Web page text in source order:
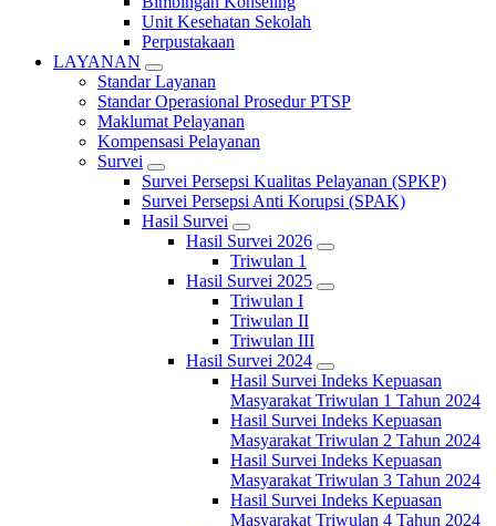
Unit Kesehatan Sekolah
Perpustakaan
LAYANAN
Standar Layanan
Standar Operasional Prosedur PTSP
Maklumat Pelayanan
Kompensasi Pelayanan
Survei
Survei Persepsi Kualitas Pelayanan (SPKP)
Survei Persepsi Anti Korupsi (SPAK)
Hasil Survei
Hasil Survei 2026
Triwulan 1
Hasil Survei 2025
Triwulan I
Triwulan II
Triwulan III
Hasil Survei 2024
Hasil Survei Indeks Kepuasan
Masyarakat Triwulan 1 Tahun 2024
Hasil Survei Indeks Kepuasan
Masyarakat Triwulan 2 Tahun 2024
Hasil Survei Indeks Kepuasan
Masyarakat Triwulan 3 Tahun 2024
Hasil Survei Indeks Kepuasan
Masyarakat Triwulan 4 Tahun 2024